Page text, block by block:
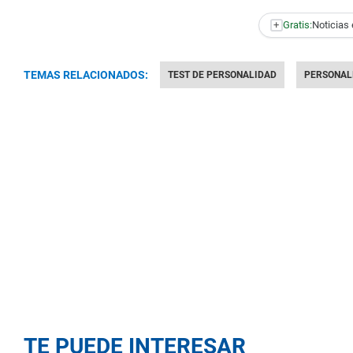
+ Gratis:Noticias
TEMAS RELACIONADOS: TEST DE PERSONALIDAD
TE PUEDE INTERESAR